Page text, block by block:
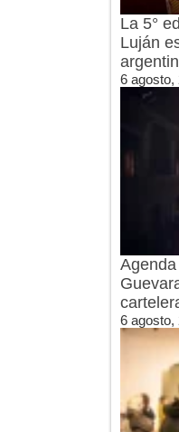
La 5°
Luján
6 agosto,
6 agosto,